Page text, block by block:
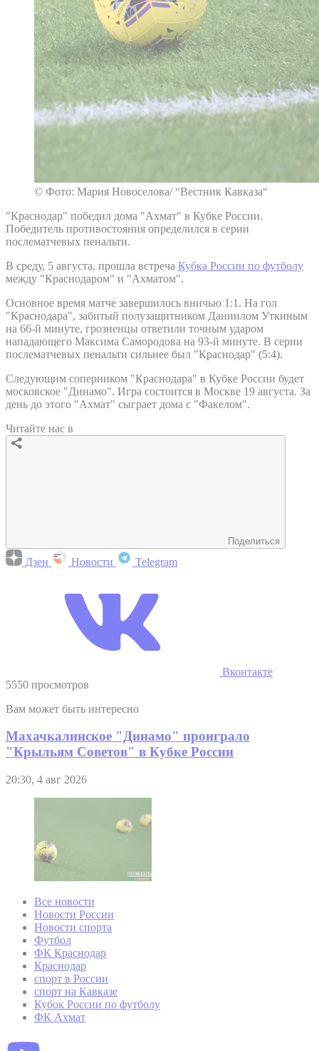
© Фото: Мария Новоселова/ “Вестник Кавказа“
"Краснодар" победил дома "Ахмат" в Кубке России.
Победитель противостояния определился в серии
послематчевых пенальти.
В среду, 5 августа, прошла встреча Кубка России по футболу
между "Краснодаром" и "Ахматом".
Основное время матче завершилось вничью 1:1. На гол
"Краснодара", забитый полузащитником Даниилом Уткиным
на 66-й минуте, грозненцы ответили точным ударом
нападающего Максима Самородова на 93-й минуте. В серии
послематчевых пенальти сильнее был "Краснодар" (5:4).
Следующим соперником "Краснодара" в Кубке России будет
московское "Динамо". Игра состоится в Москве 19 августа. За
день до этого "Ахмат" сыграет дома с "Факелом".
Читайте нас в
Поделиться
Дзен Новости Telegram
Вконтакте
5550 просмотров
Вам может быть интересно
Махачкалинское "Динамо" проиграло
"Крыльям Советов" в Кубке России
20:30, 4 авг 2026
Все новости
Новости России
Новости спорта
Футбол
ФК Краснодар
Краснодар
спорт в России
спорт на Кавказе
Кубок России по футболу
ФК Ахмат